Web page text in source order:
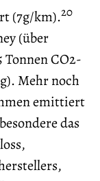
(7g/km).20
(über
Tonnen CO2-
Mehr noch
emittiert
das